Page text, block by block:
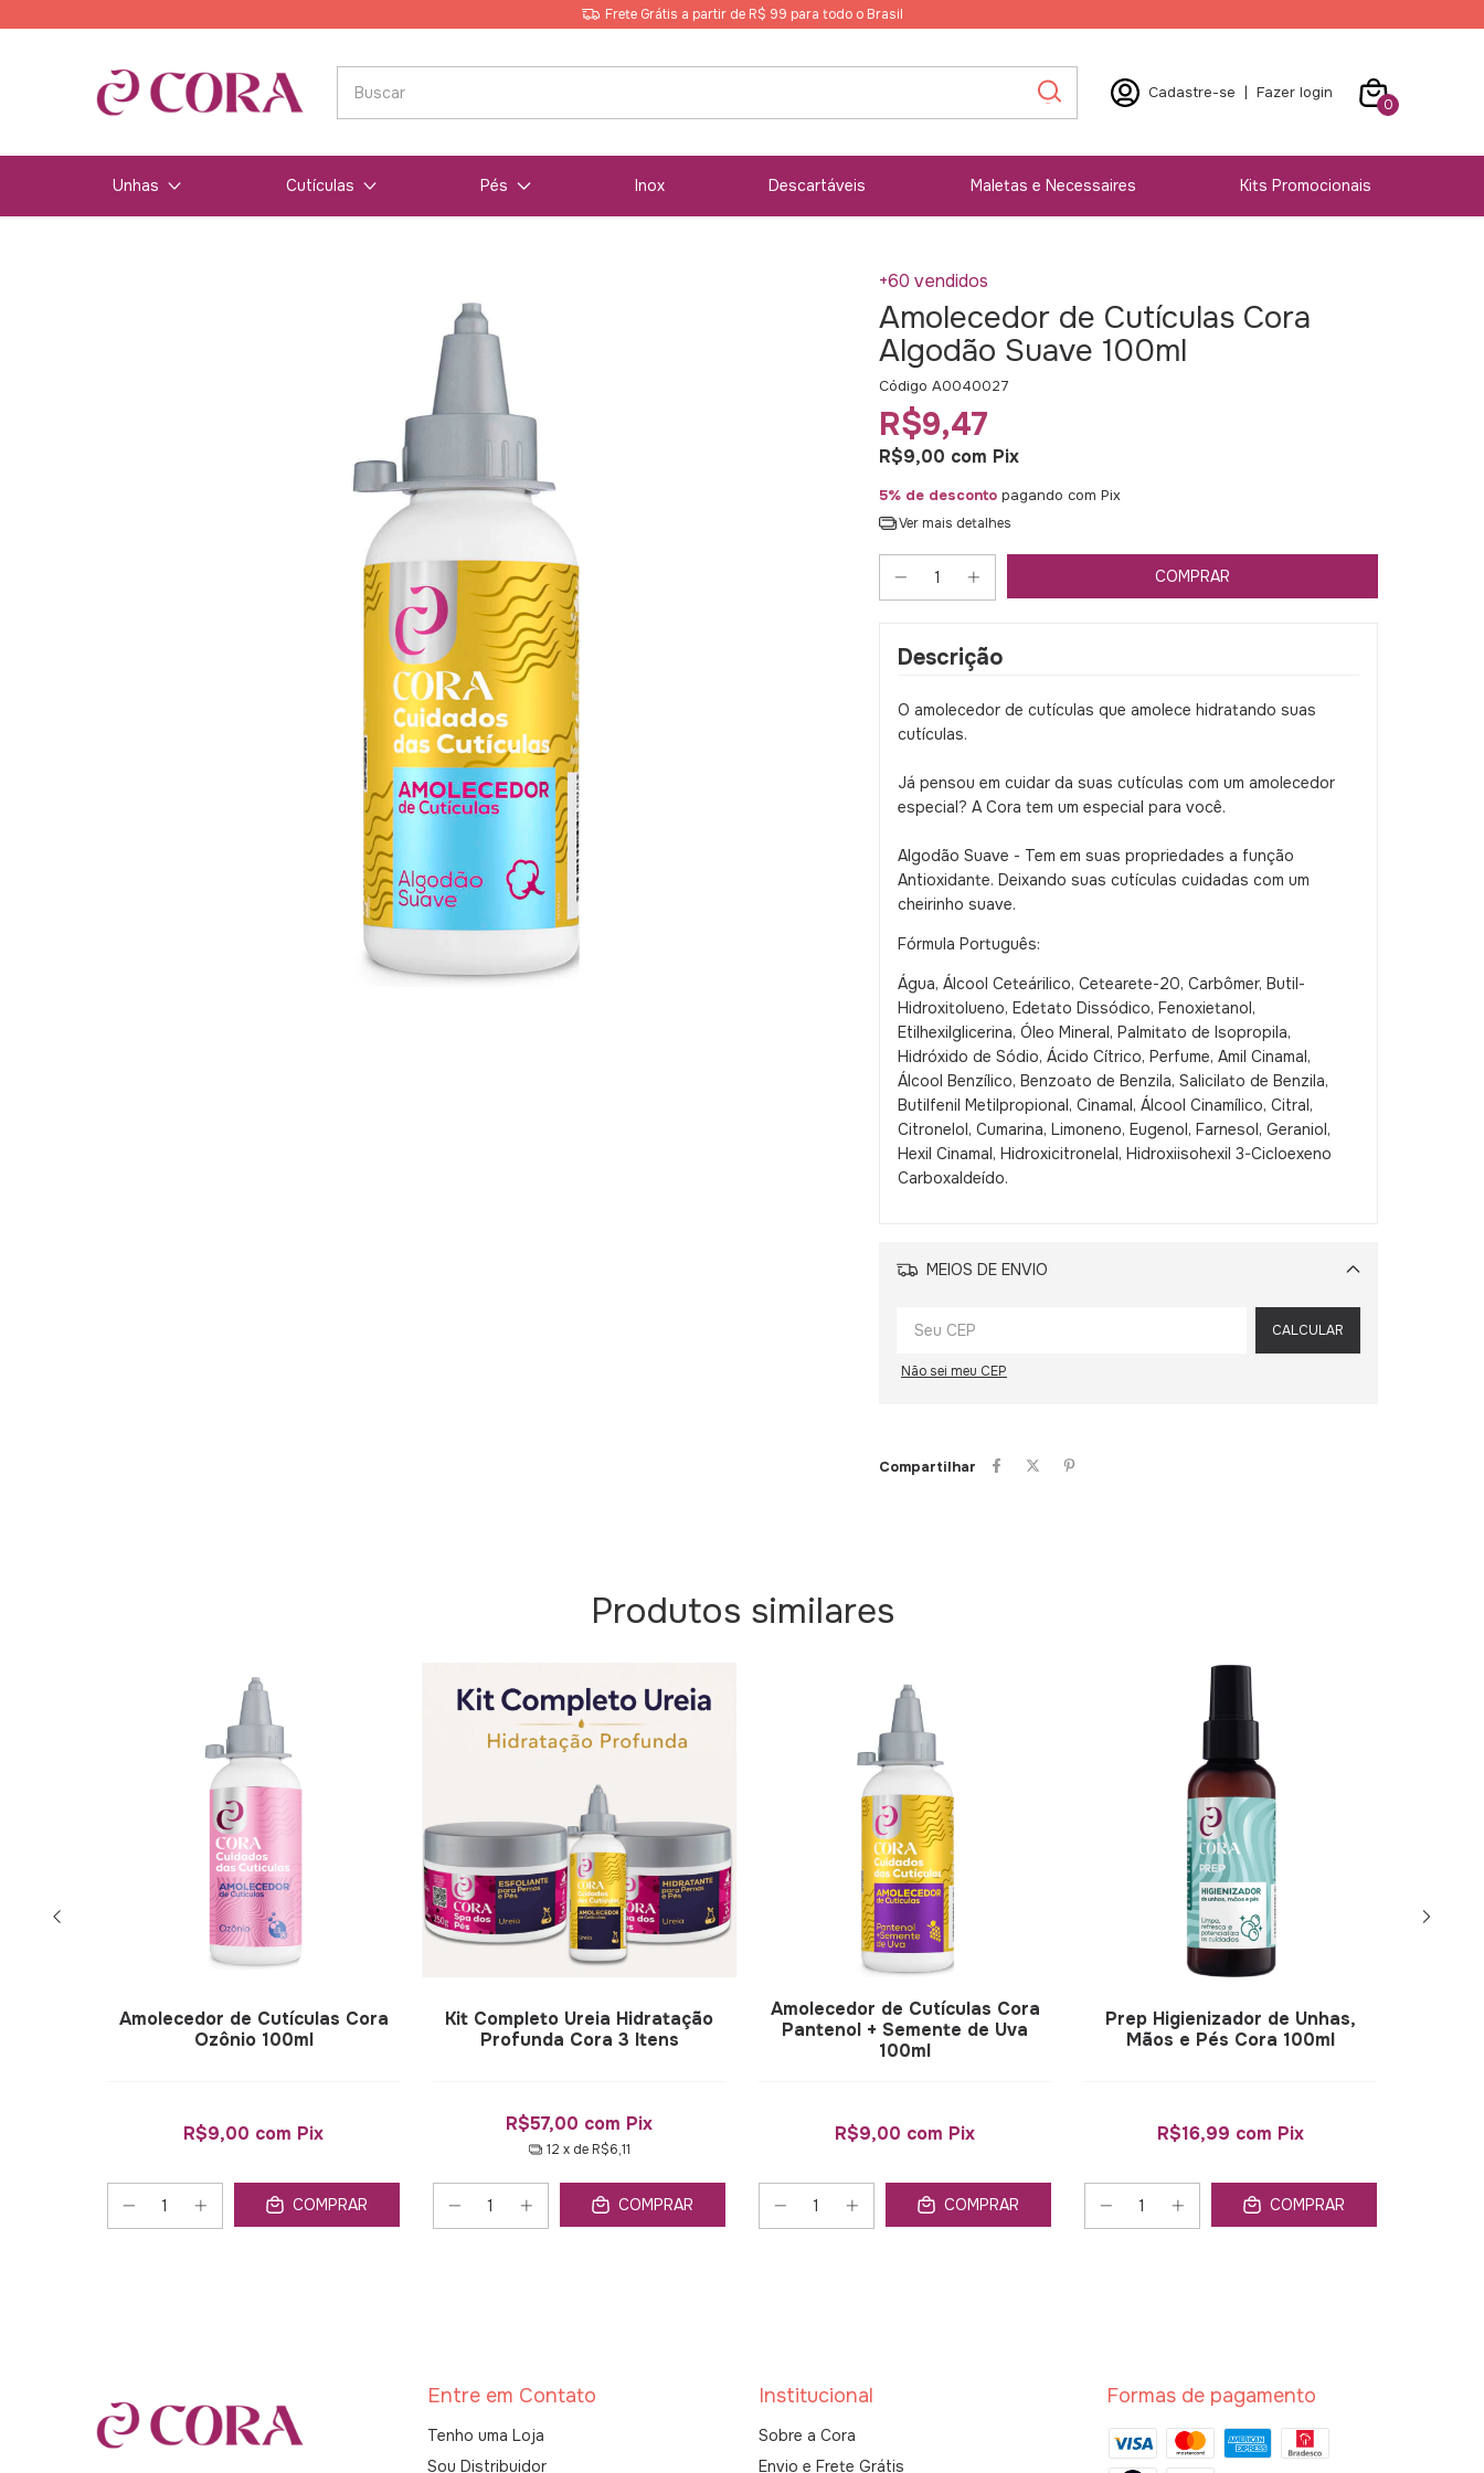
Frete Grátis a partir de R$ 99 para todo o Brasil
Cadastre-se | Fazer login
0
Unhas Cutículas Pés Inox Descartáveis Maletas e Necessaires Kits Promocionais
+60 vendidos
Amolecedor de Cutículas Cora
Algodão Suave 100ml
Código A0040027
R$9,47
R$9,00 com Pix
5% de desconto pagando com Pix
Ver mais detalhes
Descrição
O amolecedor de cutículas que amolece hidratando suas
cutículas.
Já pensou em cuidar da suas cutículas com um amolecedor
especial? A Cora tem um especial para você.
Algodão Suave - Tem em suas propriedades a função
Antioxidante. Deixando suas cutículas cuidadas com um
cheirinho suave.
Fórmula Português:
Água, Álcool Ceteárilico, Cetearete-20, Carbômer, Butil-
Hidroxitolueno, Edetato Dissódico, Fenoxietanol,
Etilhexilglicerina, Óleo Mineral, Palmitato de Isopropila,
Hidróxido de Sódio, Ácido Cítrico, Perfume, Amil Cinamal,
Álcool Benzílico, Benzoato de Benzila, Salicilato de Benzila,
Butilfenil Metilpropional, Cinamal, Álcool Cinamílico, Citral,
Citronelol, Cumarina, Limoneno, Eugenol, Farnesol, Geraniol,
Hexil Cinamal, Hidroxicitronelal, Hidroxiisohexil 3-Cicloexeno
Carboxaldeído.
MEIOS DE ENVIO
Alterar CEP
CALCULAR
Não sei meu CEP
Compartilhar
Produtos similares
Amolecedor de Cutículas Cora
Ozônio 100ml
R$9,00 com Pix
COMPRAR
Kit Completo Ureia Hidratação
Profunda Cora 3 Itens
R$57,00 com Pix
12 x de R$6,11
COMPRAR
Amolecedor de Cutículas Cora
Pantenol + Semente de Uva
100ml
R$9,00 com Pix
COMPRAR
Prep Higienizador de Unhas,
Mãos e Pés Cora 100ml
R$16,99 com Pix
COMPRAR
Entre em Contato
Tenho uma Loja
Sou Distribuidor
Institucional
Sobre a Cora
Envio e Frete Grátis
Formas de pagamento